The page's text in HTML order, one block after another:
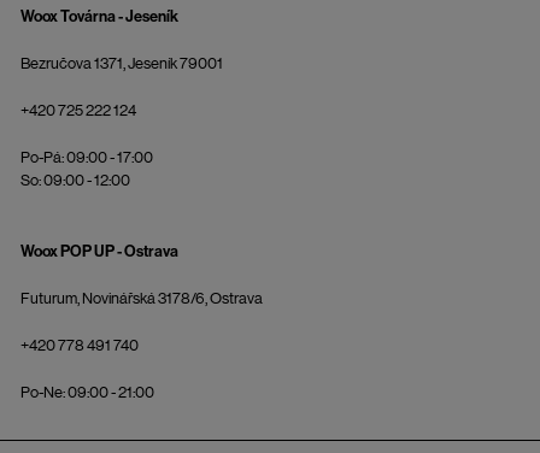
Woox Továrna - Jeseník
Bezručova 1371, Jeseník 79001
+420 725 222 124
Po-Pá: 09:00 - 17:00
So: 09:00 - 12:00
Woox POP UP - Ostrava
Futurum, Novinářská 3178/6, Ostrava
+420 778 491 740
Po-Ne: 09:00 - 21:00